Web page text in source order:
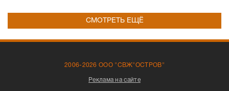
СМОТРЕТЬ ЕЩЁ
2006-2026 ООО "СВЖ"ОСТРОВ"
Реклама на сайте